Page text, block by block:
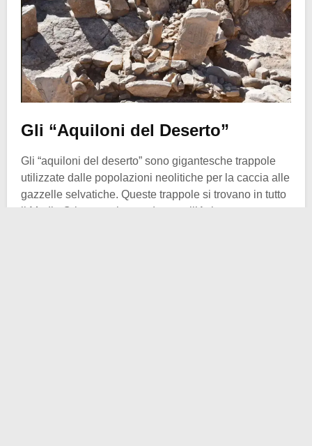
Gli “Aquiloni del Deserto”
Gli “aquiloni del deserto” sono gigantesche trappole
utilizzate dalle popolazioni neolitiche per la caccia alle
gazzelle selvatiche. Queste trappole si trovano in tutto
il Medio Oriente e si estendono nell’Asia